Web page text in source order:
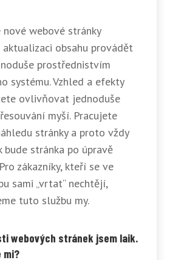
nové webové stránky
obsahu provádět
prostřednistvím
systému. Vzhled a efekty
ovlivňovat jednoduše
myší. Pracujete
stránky a proto vždy
bude stránka po úpravě
zákazníky, kteří se ve
sami „vrtat“ nechtějí,
tuto službu my.
webových stránek jsem laik.
mi?